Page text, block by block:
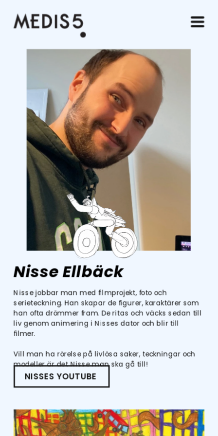
NISSES YOUTUBE
Nisse Ellbäck
Nisse jobbar man med filmprojekt, foto och
serieteckning. Han skapar de figurer, karaktärer som
han ofta drömmer fram. De ritas och väcks sedan till
liv genom animering i Nisses dator och blir till
filmer.
Vill man ha rörelse på livlösa saker, teckningar och
modeller är det Nisse man ska gå till!